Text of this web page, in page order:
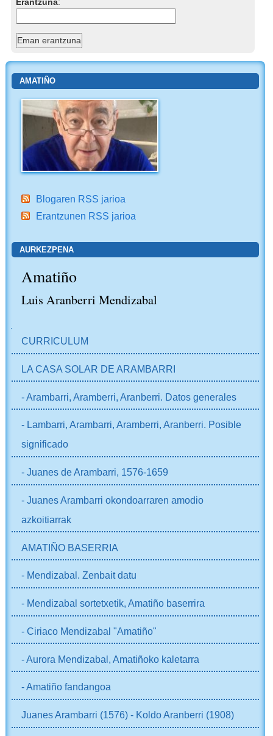
Erantzuna:
AMATIÑO
Blogaren RSS jarioa
Erantzunen RSS jarioa
AURKEZPENA
Amatiño
Luis Aranberri Mendizabal
CURRICULUM
LA CASA SOLAR DE ARAMBARRI
- Arambarri, Aramberri, Aranberri. Datos generales
- Lambarri, Arambarri, Aramberri, Aranberri. Posible
significado
- Juanes de Arambarri, 1576-1659
- Juanes Arambarri okondoarraren amodio
azkoitiarrak
AMATIÑO BASERRIA
- Mendizabal. Zenbait datu
- Mendizabal sortetxetik, Amatiño baserrira
- Ciriaco Mendizabal "Amatiño"
- Aurora Mendizabal, Amatiñoko kaletarra
- Amatiño fandangoa
Juanes Arambarri (1576) - Koldo Aranberri (1908)